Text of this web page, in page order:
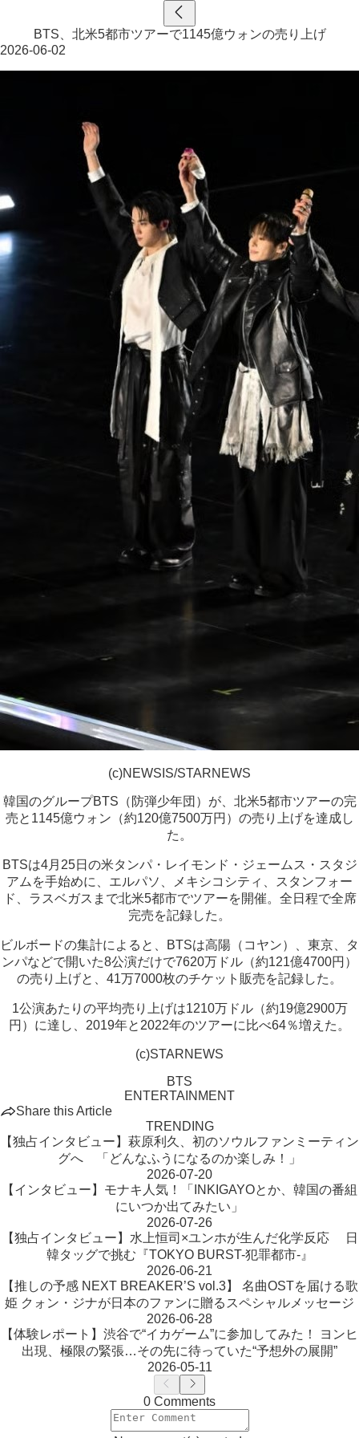
BTS、北米5都市ツアーで1145億ウォンの売り上げ
2026-06-02
(c)NEWSIS/STARNEWS
韓国のグループBTS（防弾少年団）が、北米5都市ツアーの完
売と1145億ウォン（約120億7500万円）の売り上げを達成し
た。
BTSは4月25日の米タンパ・レイモンド・ジェームス・スタジ
アムを手始めに、エルパソ、メキシコシティ、スタンフォー
ド、ラスベガスまで北米5都市でツアーを開催。全日程で全席
完売を記録した。
ビルボードの集計によると、BTSは高陽（コヤン）、東京、タ
ンパなどで開いた8公演だけで7620万ドル（約121億4700円）
の売り上げと、41万7000枚のチケット販売を記録した。
1公演あたりの平均売り上げは1210万ドル（約19億2900万
円）に達し、2019年と2022年のツアーに比べ64％増えた。
(c)STARNEWS
BTS
ENTERTAINMENT
Share this Article
TRENDING
【独占インタビュー】萩原利久、初のソウルファンミーティン
グへ 「どんなふうになるのか楽しみ！」
2026-07-20
【インタビュー】モナキ人気！「INKIGAYOとか、韓国の番組
にいつか出てみたい」
2026-07-26
【独占インタビュー】水上恒司×ユンホが生んだ化学反応 日
韓タッグで挑む『TOKYO BURST-犯罪都市-』
2026-06-21
【推しの予感 NEXT BREAKER’S vol.3】 名曲OSTを届ける歌
姫 クォン・ジナが日本のファンに贈るスペシャルメッセージ
2026-06-28
【体験レポート】渋谷で“イカゲーム”に参加してみた！ ヨンヒ
出現、極限の緊張…その先に待っていた“予想外の展開”
2026-05-11
0 Comments